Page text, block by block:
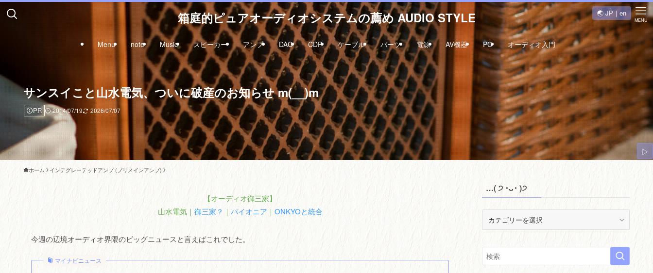
箱庭的ピュアオーディオシステムの薦め AUDIO STYLE
Menu note Music スピーカー アンプ DAC CDP ケーブル パーツ 電源 AV機器 PC オーディオ入門
MENU
サンスイこと山水電気、ついに破産のお知らせ m(__)m
PR 2014/07/19 2026/07/07
ホーム インテグレーテッドアンプ (プリメインアンプ)
【オーディオ御三家】
山水電気｜ 御三家？ ｜ パイオニア ｜ ONKYOと統合
今週の辺境オーディオ界隈のビッグニュースと言えばこれでした。
マイナビニュース
…( ੭ ･ᴗ･ )੭
･
ᴗ･
)੭
▷
🌏 JP｜en